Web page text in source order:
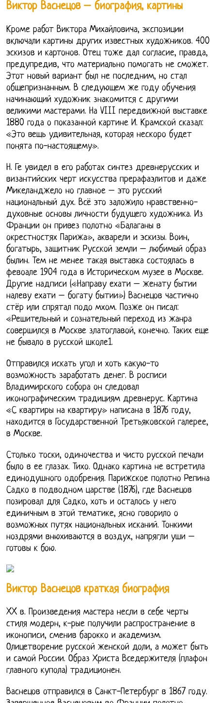
Виктор Васнецов – биография, картины
Кроме работ Виктора Михайловича, экспозиции
включали картины других известных художников. 400
эскизов и картонов. Отец тоже дал согласие, правда,
предупредив, что материально помогать не сможет.
Этот новый вариант был не последним, но стал
общепризнанным. В следующем же году обучения
начинающий художник знакомится с другими
великими мастерами. На VIII передвижной выставке
1880 года о показанной картине И. Крамской сказал:
«Это вещь удивительная, которая нескоро будет
понята по-настоящему».
Н. Ге увидел в его работах синтез древнерусских и
византийских черт искусства прерафаэлитов и даже
Микеланджело но главное – это русский
национальный дух. Всё это заложило нравственно-
духовные основы личности будущего художника. Из
Франции он привез полотно «Балаганы в
окрестностях Парижа», акварели и эскизы. Воин,
богатырь, защитник Русской земли – любимый образ
былин. Тем не менее такая выставка состоялась в
февоале 1904 года в Историческом музее в Москве.
Другие надписи («Направу ехати – женату бытии
налеву ехати – богату бытии») Васнецов частично
стёр или спрятал подо мхом. Позже он писал:
«Решительный и сознательный переход из жанра
совершился в Москве златоглавой, конечно. Таких еще
не бывало в русской школе1.
Отправился искать угол и хоть какую-то
возможность заработать денег. В росписи
Владимирского собора он следовал
иконографическим традициям древнерус. Картина
«С квартиры на квартиру» написана в 1876 году,
находится в Государственной Третьяковской галерее,
в Москве.
Столько тоски, одиночества и чисто русской печали
было в ее глазах. Тихо. Однако картина не встретила
единодушного одобрения. Парижское полотно Репина
Садко в подводном царстве (1876), где Васнецов
позировал для Садко, хоть и осталось у него
единичным в этой тематике, ясно говорило о
возможных путях национальных исканий. Тонкими
ноздрями внюхиваются в воздух, напрягли уши –
готовы к бою.
Виктор Васнецов краткая биография
XX в. Произведения мастера несли в себе черты
стиля модерн, к-рые получили распространение в
иконописи, сменив барокко и академизм.
Олицетворение русской женской доли, а может быть
и самой России. Образ Христа Вседержителя (плафон
главного купола) традиционен.
Васнецов отправился в Санкт-Петербург в 1867 году.